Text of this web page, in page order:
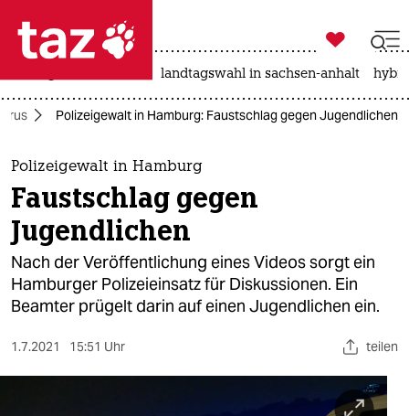
 taz zahl ich
taz zahl ich
themen
politik
öko
gesellschaft
sport

taz zahl ich
landtagswahl in sachsen-anhalt
Polizeigewalt in Hamburg: Faustschlag gegen Jugendlichen
Polizeigewalt in Hamburg
Faustschlag gegen
Jugendlichen
Nach der Veröffentlichung eines Videos sorgt ein
Hamburger Polizeieinsatz für Diskussionen. Ein
Beamter prügelt darin auf einen Jugendlichen ein.
1.7.2021 15:51 Uhr teilen